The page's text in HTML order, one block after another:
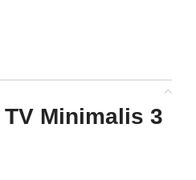
Minimalis 3